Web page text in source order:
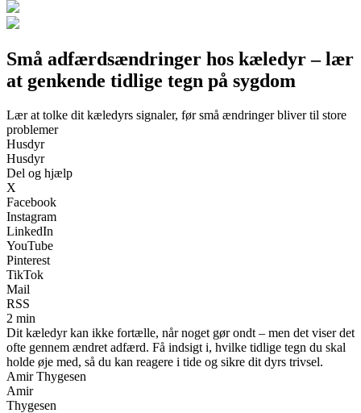
Små adfærdsændringer hos kæledyr – lær
at genkende tidlige tegn på sygdom
Lær at tolke dit kæledyrs signaler, før små ændringer bliver til store
problemer
Husdyr
Husdyr
Del og hjælp
X
Facebook
Instagram
LinkedIn
YouTube
Pinterest
TikTok
Mail
RSS
2 min
Dit kæledyr kan ikke fortælle, når noget gør ondt – men det viser det
ofte gennem ændret adfærd. Få indsigt i, hvilke tidlige tegn du skal
holde øje med, så du kan reagere i tide og sikre dit dyrs trivsel.
Amir Thygesen
Amir
Thygesen